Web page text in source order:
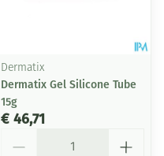
Dermatix
Dermatix Gel Silicone Tube
15g
€ 46,71